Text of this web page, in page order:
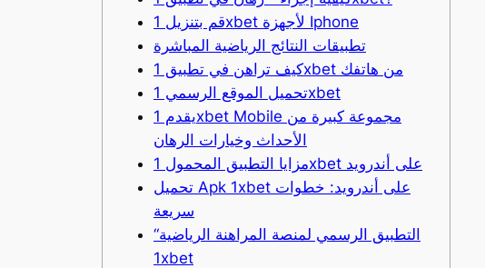
قم بتنزيل 1xbet لأجهزة Iphone
تطبيقات النتائج الرياضية المباشرة
كيف تراهن في تطبيق 1xbet من هاتفك
تحميل الموقع الرسمي 1xbet
يقدم 1xbet Mobile مجموعة كبيرة من
الأحداث وخيارات الرهان
مزايا التطبيق المحمول 1xbet على أندرويد
تحميل Apk 1xbet على أندرويد: خطوات
سريعة
“التطبيق الرسمي لمنصة المراهنة الرياضية
1xbet